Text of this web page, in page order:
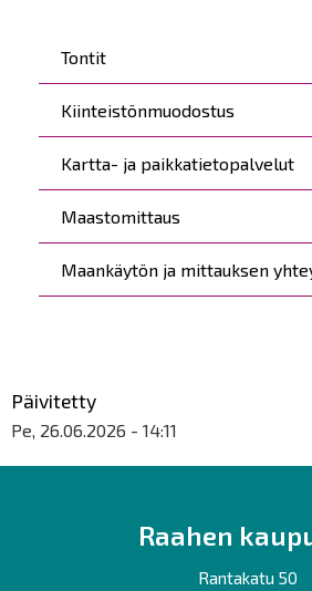
Päävalikko
Tontit
Kiinteistönmuodostus
Kartta- ja paikkatietopalvelut
Maastomittaus
Maankäytön ja mittauksen
Päivitetty
Pe, 26.06.2026 - 14:11
Raahen
Rantakatu 50